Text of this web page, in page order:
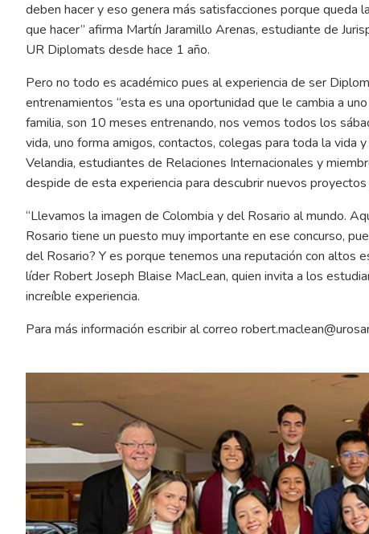
deben hacer y eso genera más satisfacciones porque queda
que hacer” afirma Martín Jaramillo Arenas, estudiante de
UR Diplomats desde hace 1 año.
Pero no todo es académico pues al experiencia de ser
entrenamientos “esta es una oportunidad que le cambia a
familia, son 10 meses entrenando, nos vemos todos los
vida, uno forma amigos, contactos, colegas para toda la vida
Velandia, estudiantes de Relaciones Internacionales y
despide de esta experiencia para descubrir nuevos proyectos
“Llevamos la imagen de Colombia y del Rosario al mundo.
Rosario tiene un puesto muy importante en ese concurso,
del Rosario? Y es porque tenemos una reputación con altos
líder Robert Joseph Blaise MacLean, quien invita a los
increíble experiencia.
Para más información escribir al correo